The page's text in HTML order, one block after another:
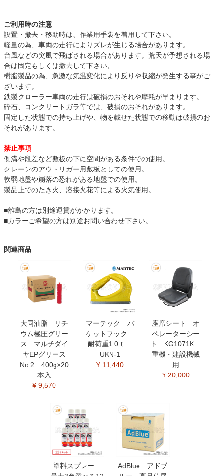
ご利用時の注意
設置・撤去・移動時は、作業用手袋を着用して下さい。
軽量の為、車両の走行によりズレが生じる場合があります。
台風などの突風で飛ばされる場合があります。荒天が予想される場
合は固定もしくは撤去して下さい。
樹脂製品の為、急激な気温変化により反りや収縮が発生する事がご
ざいます。
鉄製クローラー車両の走行は破損のおそれや摩耗が早まります。
砕石、コンクリートガラ等では、破損のおそれがあります。
固定した状態での持ち上げや、物を載せた状態での移動は破損のお
それがあります。
禁止事項
側溝や段差など敷板の下に空間がある条件での使用。
クレーンのアウトリガー用敷板としての使用。
軟弱地盤や崩落の恐れがある地盤での使用。
製品上でのたき火、溶接火花等による火気使用。
■離島の方は別途運賃がかかります。
■カラーご希望の方は別途お問い合わせ下さい。
関連商品
大同油脂 リチ
ウム極圧グリー
ス マルチダイ
ヤEPグリース
No.2 400g×20
本入
¥ 9,570
マーテック バ
ケットフック
耐荷重1.0ｔ
UKN-1
¥ 11,440
座席シート オ
ペレーターシー
ト KG1071K
重機・建設機械
用
¥ 20,000
塗料スプレー
AdBlue アドブ